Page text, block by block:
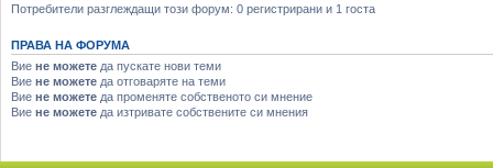
Потребители разглеждащи този форум: 0 регистрирани и 1 госта
ПРАВА НА ФОРУМА
Вие не можете да пускате нови теми
Вие не можете да отговаряте на теми
Вие не можете да променяте собственото си мнение
Вие не можете да изтривате собствените си мнения